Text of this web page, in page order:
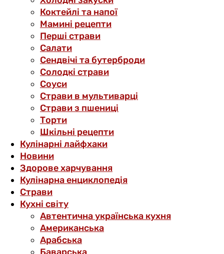
Коктейлі та напої
Мамині рецепти
Перші страви
Салати
Сендвічі та бутерброди
Солодкі страви
Соуси
Страви в мультиварці
Страви з пшениці
Торти
Шкільні рецепти
Кулінарні лайфхаки
Новини
Здорове харчування
Кулінарна енциклопедія
Страви
Кухні світу
Автентична українська кухня
Американська
Арабська